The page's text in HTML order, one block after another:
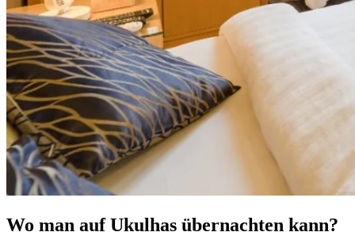
Wo man auf Ukulhas übernachten kann?